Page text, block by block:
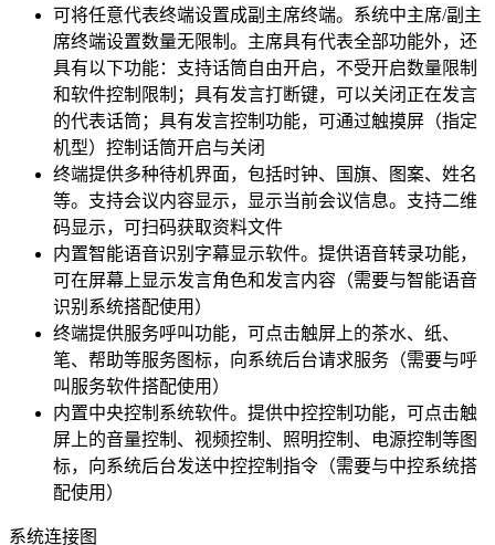
可将任意代表终端设置成副主席终端。系统中主席/副主
席终端设置数量无限制。主席具有代表全部功能外，还
具有以下功能：支持话筒自由开启，不受开启数量限制
和软件控制限制；具有发言打断键，可以关闭正在发言
的代表话筒；具有发言控制功能，可通过触摸屏（指定
机型）控制话筒开启与关闭
终端提供多种待机界面，包括时钟、国旗、图案、姓名
等。支持会议内容显示，显示当前会议信息。支持二维
码显示，可扫码获取资料文件
内置智能语音识别字幕显示软件。提供语音转录功能，
可在屏幕上显示发言角色和发言内容（需要与智能语音
识别系统搭配使用）
终端提供服务呼叫功能，可点击触屏上的茶水、纸、
笔、帮助等服务图标，向系统后台请求服务（需要与呼
叫服务软件搭配使用）
内置中央控制系统软件。提供中控控制功能，可点击触
屏上的音量控制、视频控制、照明控制、电源控制等图
标，向系统后台发送中控控制指令（需要与中控系统搭
配使用）
系统连接图